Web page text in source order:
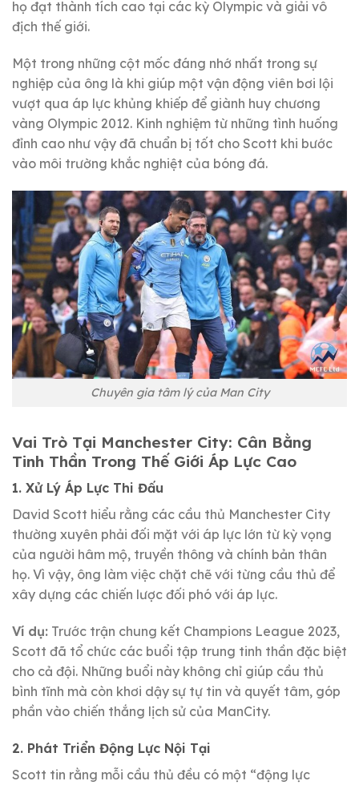
họ đạt thành tích cao tại các kỳ Olympic và giải vô
địch thế giới.
Một trong những cột mốc đáng nhớ nhất trong sự
nghiệp của ông là khi giúp một vận động viên bơi lội
vượt qua áp lực khủng khiếp để giành huy chương
vàng Olympic 2012. Kinh nghiệm từ những tình huống
đỉnh cao như vậy đã chuẩn bị tốt cho Scott khi bước
vào môi trường khắc nghiệt của bóng đá.
Chuyên gia tâm lý của Man City
Vai Trò Tại Manchester City: Cân Bằng
Tinh Thần Trong Thế Giới Áp Lực Cao
1. Xử Lý Áp Lực Thi Đấu
David Scott hiểu rằng các cầu thủ Manchester City
thường xuyên phải đối mặt với áp lực lớn từ kỳ vọng
của người hâm mộ, truyền thông và chính bản thân
họ. Vì vậy, ông làm việc chặt chẽ với từng cầu thủ để
xây dựng các chiến lược đối phó với áp lực.
Ví dụ: Trước trận chung kết Champions League 2023,
Scott đã tổ chức các buổi tập trung tinh thần đặc biệt
cho cả đội. Những buổi này không chỉ giúp cầu thủ
bình tĩnh mà còn khơi dậy sự tự tin và quyết tâm, góp
phần vào chiến thắng lịch sử của ManCity.
2. Phát Triển Động Lực Nội Tại
Scott tin rằng mỗi cầu thủ đều có một “động lực